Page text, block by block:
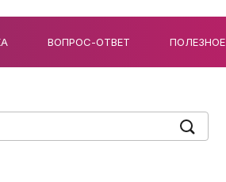
ВОПРОС-ОТВЕТ ПОЛЕЗНОЕ